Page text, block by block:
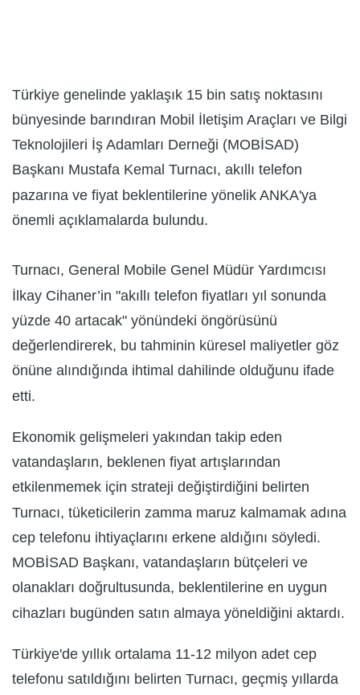
Türkiye genelinde yaklaşık 15 bin satış noktasını
bünyesinde barındıran Mobil İletişim Araçları ve Bilgi
Teknolojileri İş Adamları Derneği (MOBİSAD)
Başkanı Mustafa Kemal Turnacı, akıllı telefon
pazarına ve fiyat beklentilerine yönelik ANKA'ya
önemli açıklamalarda bulundu.
Turnacı, General Mobile Genel Müdür Yardımcısı
İlkay Cihaner’in "akıllı telefon fiyatları yıl sonunda
yüzde 40 artacak" yönündeki öngörüsünü
değerlendirerek, bu tahminin küresel maliyetler göz
önüne alındığında ihtimal dahilinde olduğunu ifade
etti.
Ekonomik gelişmeleri yakından takip eden
vatandaşların, beklenen fiyat artışlarından
etkilenmemek için strateji değiştirdiğini belirten
Turnacı, tüketicilerin zamma maruz kalmamak adına
cep telefonu ihtiyaçlarını erkene aldığını söyledi.
MOBİSAD Başkanı, vatandaşların bütçeleri ve
olanakları doğrultusunda, beklentilerine en uygun
cihazları bugünden satın almaya yöneldiğini aktardı.
Türkiye'de yıllık ortalama 11-12 milyon adet cep
telefonu satıldığını belirten Turnacı, geçmiş yıllarda